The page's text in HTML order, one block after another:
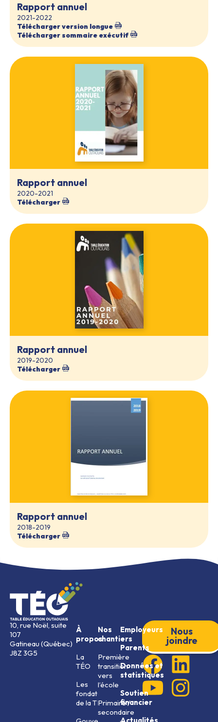
Rapport annuel
2021-2022
Télécharger version longue
Télécharger sommaire exécutif
Rapport annuel
2020-2021
Télécharger
Rapport annuel
2019-2020
Télécharger
Rapport annuel
2018-2019
Télécharger
10, rue Noël, suite
107
Gatineau (Québec)
J8Z 3G5
À
propos
La
TÉO
Les
fondateurs
de la TÉO
Nos
chantiers
Première
transition
vers
l’école
Primaire /
secondaire
Employeurs
Parents
Données et
statistiques
Soutien
financier
Actualités
Nous
joindre